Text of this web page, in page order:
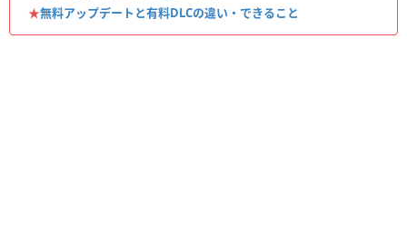
★無料アップデートと有料DLCの違い・できること